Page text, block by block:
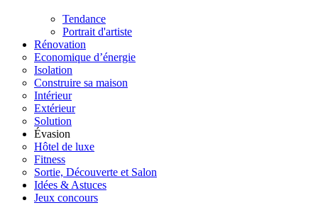
Tendance
Portrait d'artiste
Rénovation
Economique d’énergie
Isolation
Construire sa maison
Intérieur
Extérieur
Solution
Évasion
Hôtel de luxe
Fitness
Sortie, Découverte et Salon
Idées & Astuces
Jeux concours